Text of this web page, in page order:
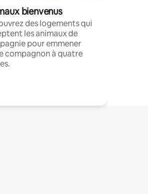
bienvenus
des logements qui
les animaux de
pour emmener
compagnon à quatre